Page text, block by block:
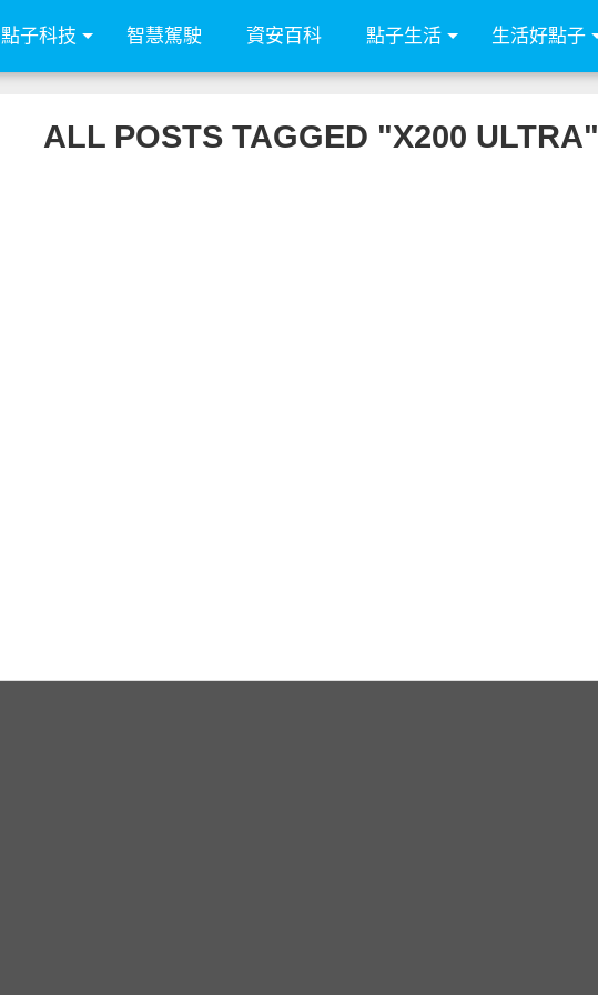
點子科技 智慧駕駛 資安百科 點子生活 生活好點子
ALL POSTS TAGGED "X200 ULTRA"